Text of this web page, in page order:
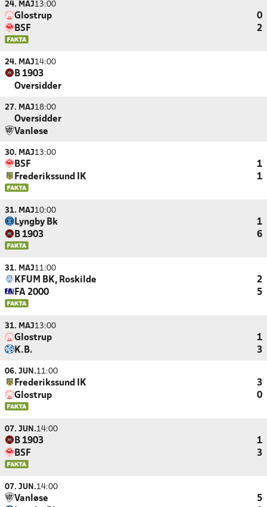
24. MAJ13:00
Glostrup
0
BSF
2
24. MAJ14:00
B 1903
Oversidder
27. MAJ18:00
Oversidder
Vanløse
30. MAJ13:00
BSF
1
Frederikssund IK
1
31. MAJ10:00
Lyngby Bk
1
B 1903
6
31. MAJ11:00
KFUM BK, Roskilde
2
FA 2000
5
31. MAJ13:00
Glostrup
1
K.B.
3
06. JUN.11:00
Frederikssund IK
3
Glostrup
0
07. JUN.14:00
B 1903
1
BSF
3
07. JUN.14:00
Vanløse 5